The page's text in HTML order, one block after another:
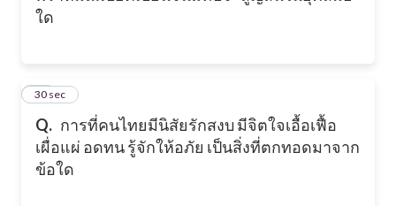
ใด
Q. การที่คนไทยมีนิสัยรักสงบ มีจิตใจเอื้อเฟื้อ
เผื่อแผ่ อดทน รู้จักให้อภัย เป็นสิ่งที่ตกทอดมาจาก
ข้อใด
13
30 sec